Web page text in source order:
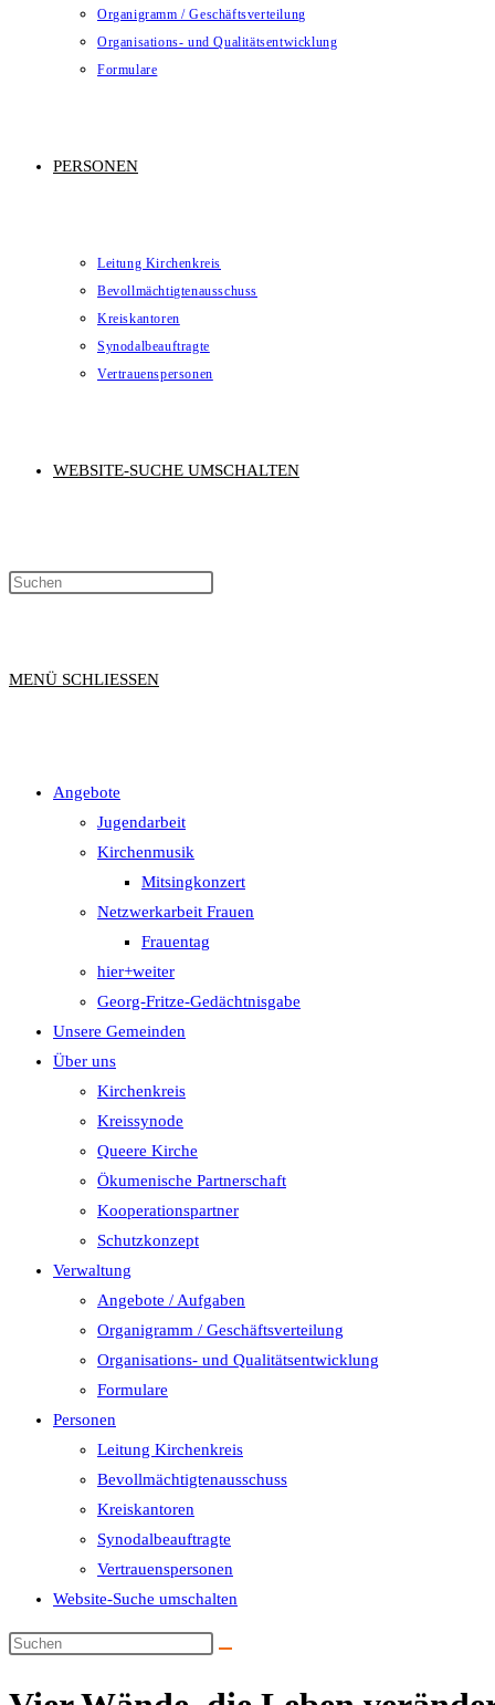
Organigramm / Geschäftsverteilung
Organisations- und Qualitätsentwicklung
Formulare
PERSONEN
Leitung Kirchenkreis
Bevollmächtigtenausschuss
Kreiskantoren
Synodalbeauftragte
Vertrauenspersonen
WEBSITE-SUCHE UMSCHALTEN
MENÜ SCHLIESSEN
Angebote
Jugendarbeit
Kirchenmusik
Mitsingkonzert
Netzwerkarbeit Frauen
Frauentag
hier+weiter
Georg-Fritze-Gedächtnisgabe
Unsere Gemeinden
Über uns
Kirchenkreis
Kreissynode
Queere Kirche
Ökumenische Partnerschaft
Kooperationspartner
Schutzkonzept
Verwaltung
Angebote / Aufgaben
Organigramm / Geschäftsverteilung
Organisations- und Qualitätsentwicklung
Formulare
Personen
Leitung Kirchenkreis
Bevollmächtigtenausschuss
Kreiskantoren
Synodalbeauftragte
Vertrauenspersonen
Website-Suche umschalten